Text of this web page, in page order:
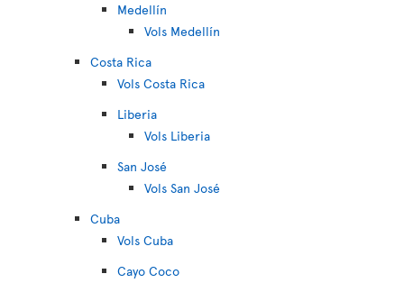
Medellín
Vols Medellín
Costa Rica
Vols Costa Rica
Liberia
Vols Liberia
San José
Vols San José
Cuba
Vols Cuba
Cayo Coco